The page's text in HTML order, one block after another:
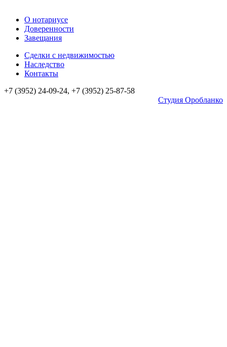
О нотариусе
Доверенности
Завещания
Сделки с недвижимостью
Наследство
Контакты
+7 (3952) 24-09-24, +7 (3952) 25-87-58
Студия Оробланко